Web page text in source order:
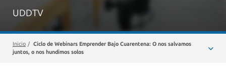
UDDTV
Inicio / Ciclo de Webinars Emprender Bajo Cuarentena: O nos salvamos
juntos, o nos hundimos solos